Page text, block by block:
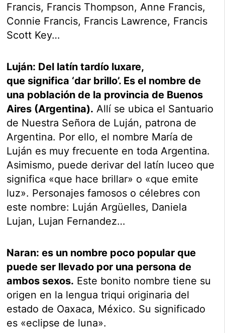
Francis, Francis Thompson, Anne Francis,
Connie Francis, Francis Lawrence, Francis
Scott Key…
Luján: Del latín tardío luxare,
que significa ‘dar brillo’. Es el nombre de
una población de la provincia de Buenos
Aires (Argentina). Allí se ubica el Santuario
de Nuestra Señora de Luján, patrona de
Argentina. Por ello, el nombre María de
Luján es muy frecuente en toda Argentina.
Asimismo, puede derivar del latín luceo que
significa «que hace brillar» o «que emite
luz». Personajes famosos o célebres con
este nombre: Luján Argüelles, Daniela
Lujan, Lujan Fernandez…
Naran: es un nombre poco popular que
puede ser llevado por una persona de
ambos sexos. Este bonito nombre tiene su
origen en la lengua triqui originaria del
estado de Oaxaca, México. Su significado
es «eclipse de luna».